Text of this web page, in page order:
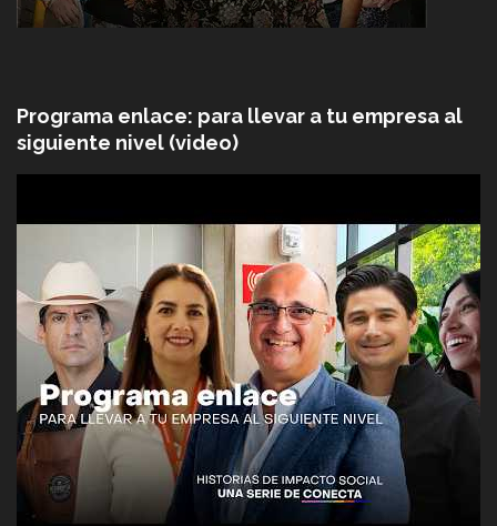
Programa enlace: para llevar a tu empresa al
siguiente nivel (video)